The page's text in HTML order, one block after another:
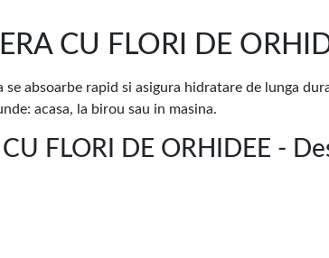
CU FLORI DE
absoarbe rapid si asigura hidratare de lunga
acasa, la birou sau in masina.
FLORI DE ORHIDEE -